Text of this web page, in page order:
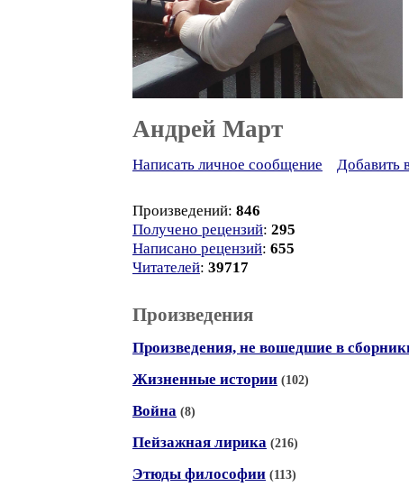
Андрей Март
Написать личное сообщение Добавить
Произведений: 846
Получено рецензий: 295
Написано рецензий: 655
Читателей: 39717
Произведения
Произведения, не вошедшие в
Жизненные истории (102)
Война (8)
Пейзажная лирика (216)
Этюды философии (113)